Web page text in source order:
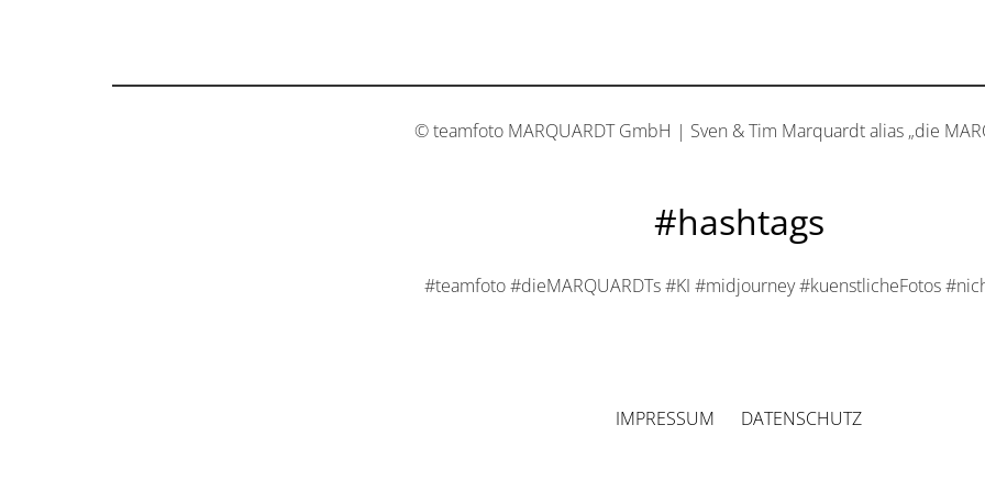
© teamfoto MARQUARDT GmbH | Sven & Tim Marquardt alias „die
#hashtags
#teamfoto #dieMARQUARDTs #KI #midjourney #kuenstlicheFotos
IMPRESSUM DATENSCHUTZ